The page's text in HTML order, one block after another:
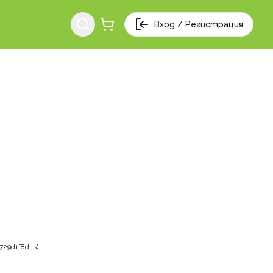
Вход / Регистрация